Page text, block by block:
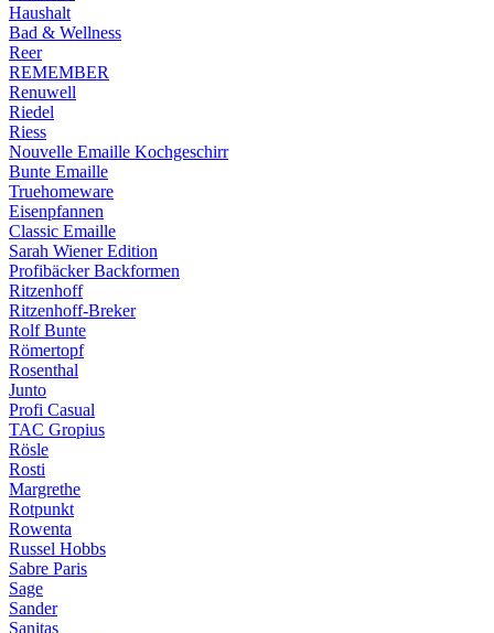
Haushalt
Bad & Wellness
Reer
REMEMBER
Renuwell
Riedel
Riess
Nouvelle Emaille Kochgeschirr
Bunte Emaille
Truehomeware
Eisenpfannen
Classic Emaille
Sarah Wiener Edition
Profibäcker Backformen
Ritzenhoff
Ritzenhoff-Breker
Rolf Bunte
Römertopf
Rosenthal
Junto
Profi Casual
TAC Gropius
Rösle
Rosti
Margrethe
Rotpunkt
Rowenta
Russel Hobbs
Sabre Paris
Sage
Sander
Sanitas